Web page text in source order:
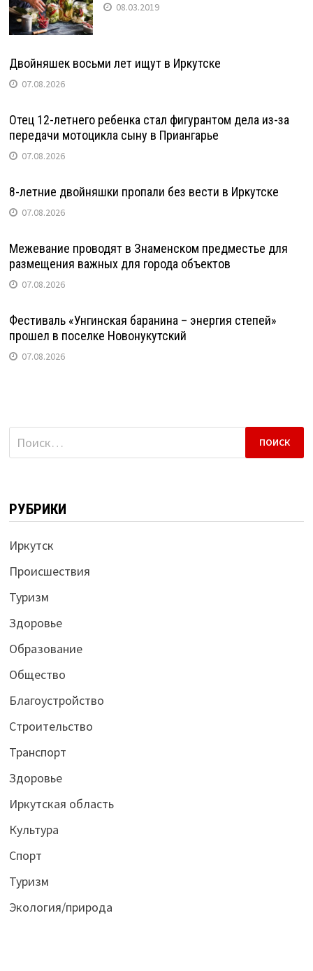
08.03.2019
Двойняшек восьми лет ищут в Иркутске
07.08.2026
Отец 12-летнего ребенка стал фигурантом дела из-за
передачи мотоцикла сыну в Приангарье
07.08.2026
8-летние двойняшки пропали без вести в Иркутске
07.08.2026
Межевание проводят в Знаменском предместье для
размещения важных для города объектов
07.08.2026
Фестиваль «Унгинская баранина – энергия степей»
прошел в поселке Новонукутский
07.08.2026
Найти:
РУБРИКИ
Иркутск
Происшествия
Туризм
Здоровье
Образование
Общество
Благоустройство
Строительство
Транспорт
Здоровье
Иркутская область
Культура
Спорт
Туризм
Экология/природа